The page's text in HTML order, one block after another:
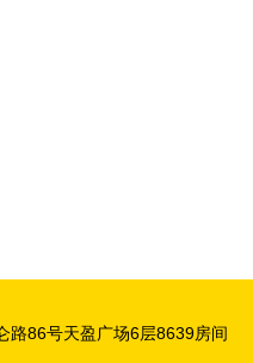
路86号天盈广场6层8639房间